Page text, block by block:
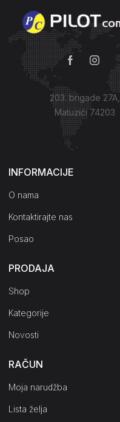
203. brigade 27A,
Matuzići 74203
Kako do nas?
INFORMACIJE
O nama
Kontaktirajte nas
Posao
PRODAJA
Shop
Kategorije
Novosti
RAČUN
Moja narudžba
Lista želja